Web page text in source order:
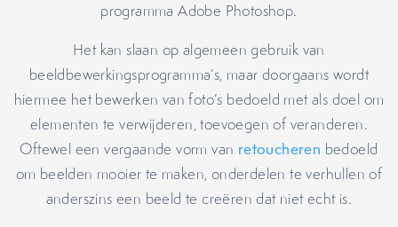
programma Adobe Photoshop.
Het kan slaan op algemeen gebruik van
beeldbewerkingsprogramma’s, maar doorgaans wordt
hiermee het bewerken van foto’s bedoeld met als doel om
elementen te verwijderen, toevoegen of veranderen.
Oftewel een vergaande vorm van retoucheren bedoeld
om beelden mooier te maken, onderdelen te verhullen of
anderszins een beeld te creëren dat niet echt is.